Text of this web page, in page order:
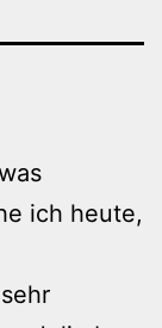
ich heute,